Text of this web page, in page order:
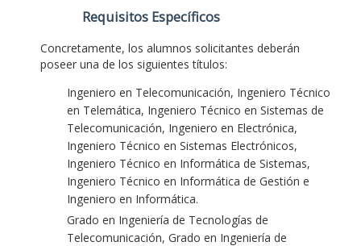
Requisitos Específicos
Concretamente, los alumnos solicitantes deberán
poseer una de los siguientes títulos:
Ingeniero en Telecomunicación, Ingeniero Técnico
en Telemática, Ingeniero Técnico en Sistemas de
Telecomunicación, Ingeniero en Electrónica,
Ingeniero Técnico en Sistemas Electrónicos,
Ingeniero Técnico en Informática de Sistemas,
Ingeniero Técnico en Informática de Gestión e
Ingeniero en Informática.
Grado en Ingeniería de Tecnologías de
Telecomunicación, Grado en Ingeniería de